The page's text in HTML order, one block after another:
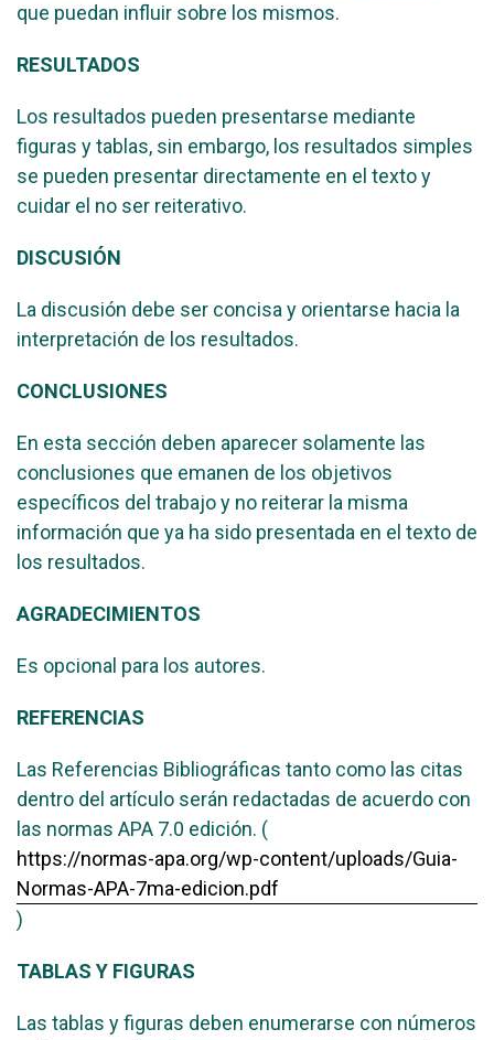
que puedan influir sobre los mismos.
RESULTADOS
Los resultados pueden presentarse mediante
figuras y tablas, sin embargo, los resultados simples
se pueden presentar directamente en el texto y
cuidar el no ser reiterativo.
DISCUSIÓN
La discusión debe ser concisa y orientarse hacia la
interpretación de los resultados.
CONCLUSIONES
En esta sección deben aparecer solamente las
conclusiones que emanen de los objetivos
específicos del trabajo y no reiterar la misma
información que ya ha sido presentada en el texto de
los resultados.
AGRADECIMIENTOS
Es opcional para los autores.
REFERENCIAS
Las Referencias Bibliográficas tanto como las citas
dentro del artículo serán redactadas de acuerdo con
las normas APA 7.0 edición. (
https://normas-apa.org/wp-content/uploads/Guia-
Normas-APA-7ma-edicion.pdf
)
TABLAS Y FIGURAS
Las tablas y figuras deben enumerarse con números